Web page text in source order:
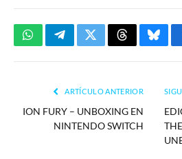
WhatsAppTelegramTwitterThreads
ARTÍCULO ANTERIOR
ION FURY – UNBOXING EN
NINTENDO SWITCH